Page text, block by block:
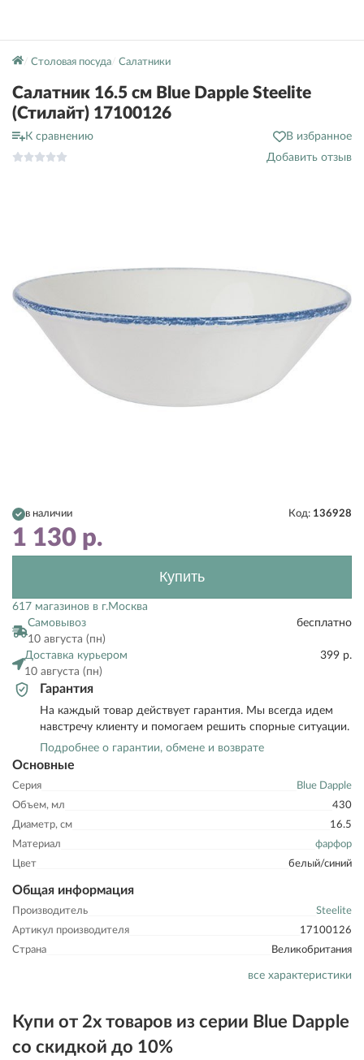
Столовая посуда Салатники
Салатник 16.5 см Blue Dapple Steelite
(Стилайт) 17100126
К сравнению
В избранное
Добавить отзыв
Основные
Серия
Blue Dapple
Объем, мл
430
Диаметр, см
16.5
Материал
фарфор
Цвет
белый/синий
Общая информация
Производитель
Steelite
Артикул производителя
17100126
Страна
Великобритания
все характеристики
в наличии Код: 136928
1 130 р.
Купить
617 магазинов в г.Москва
Самовывоз
10 августа (пн)
бесплатно
Доставка курьером
10 августа (пн)
399 р.
Гарантия
На каждый товар действует гарантия. Мы всегда идем
навстречу клиенту и помогаем решить спорные ситуации.
Подробнее о гарантии, обмене и возврате
Купи от 2х товаров из серии Blue Dapple
со скидкой до 10%